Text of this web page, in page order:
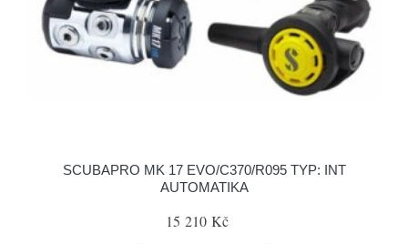
SCUBAPRO MK 17 EVO/C370/R095 TYP: INT
AUTOMATIKA
15 210 Kč